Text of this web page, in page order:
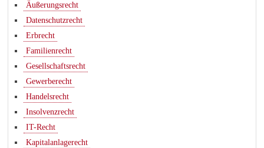
Äußerungsrecht
Datenschutzrecht
Erbrecht
Familienrecht
Gesellschaftsrecht
Gewerberecht
Handelsrecht
Insolvenzrecht
IT-Recht
Kapitalanlagerecht